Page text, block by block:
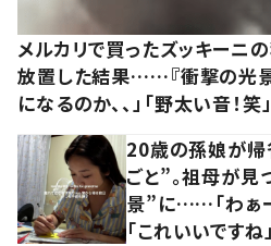
メルカリで買ったズッキーニ
放置した結果……『衝撃の光景
になるのか、、」「野太い音！笑」
20歳の孫娘が帰
ごと”。祖母が
景”に……「わぁー
「これいいですね」